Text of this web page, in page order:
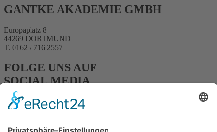
GANTKE AKADEMIE GMBH
Europaplatz 8
44269 DORTMUND
T. 0162 / 716 2557
FOLGE UNS AUF
SOCIAL MEDIA
FACEBOOKINSTAGRAM